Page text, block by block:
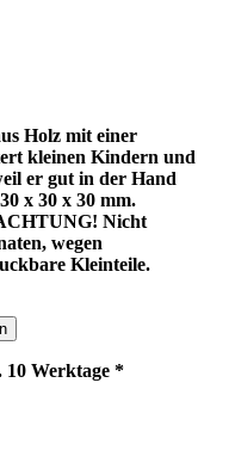
Holz mit einer
kleinen Kindern und
er gut in der Hand
x 30 x 30 mm.
Nicht
wegen
Kleinteile.
10 Werktage *